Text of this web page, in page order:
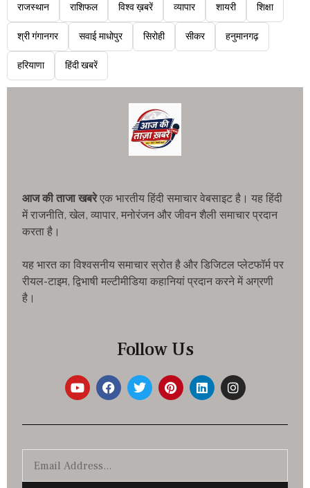
राजस्थान राशिफल विश्व ख़बरें व्यापार शायरी शिक्षा
श्री गंगानगर सवाई माधोपुर सिरोही सीकर हनुमानगढ़
हरियाणा हिंदी खबरें
आज की ताजा खबरेएक भारतीय हिंदी समाचार वेबसाइट है। यह हिंदी
में राजनीति, खेल, व्यापार, मनोरंजन और जीवन शैली समाचार प्रदान
करता है।
यह भारत का विश्वसनीय समाचार स्रोत है और डिजिटल प्लेटफॉर्म पर
रीयल-टाइम, द्विभाषी मल्टीमीडिया कहानियां प्रदान करने में अग्रणी
है।
Follow Us